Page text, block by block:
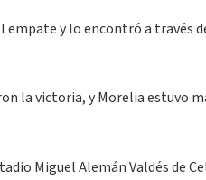
empate y lo encontró a través
la victoria, y Morelia estuvo
Miguel Alemán Valdés de